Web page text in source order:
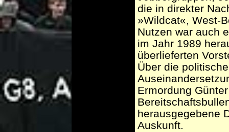
die in direkter
»Wildcat«, West-
Nutzen war auch
im Jahr 1989
überlieferten
Über die
Ermordung
herausgegebene
Auskunft.